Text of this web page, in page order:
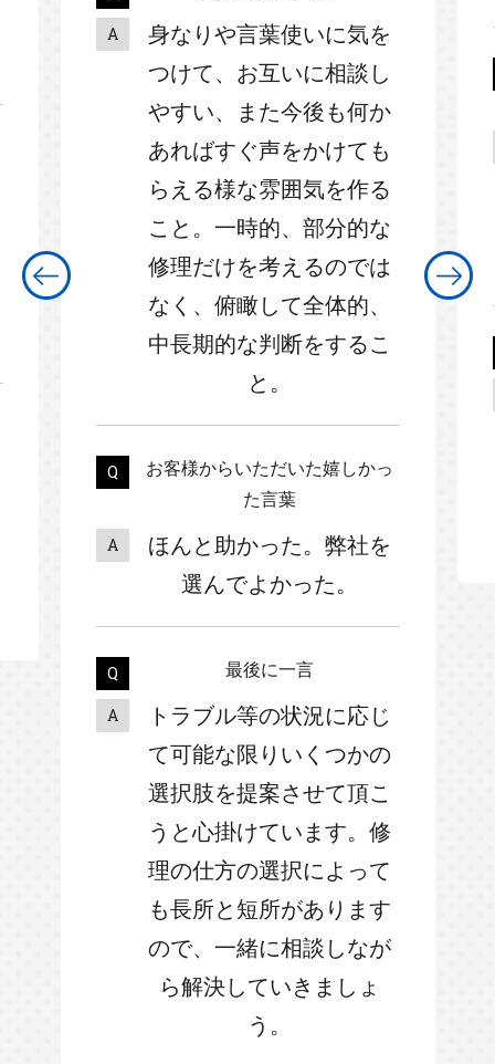
身なりや言葉使いに気を
つけて、お互いに相談し
やすい、また今後も何か
あればすぐ声をかけても
らえる様な雰囲気を作る
こと。一時的、部分的な
修理だけを考えるのでは
なく、俯瞰して全体的、
中長期的な判断をするこ
と。
お客様からいただいた嬉しかっ
た言葉
ほんと助かった。弊社を
選んでよかった。
最後に一言
トラブル等の状況に応じ
て可能な限りいくつかの
選択肢を提案させて頂こ
うと心掛けています。修
理の仕方の選択によって
も長所と短所があります
ので、一緒に相談しなが
ら解決していきましょ
う。